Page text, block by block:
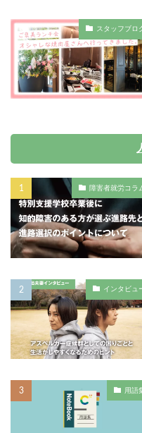
スタッフブロ
障害者就労コラ
インタビュ
用語